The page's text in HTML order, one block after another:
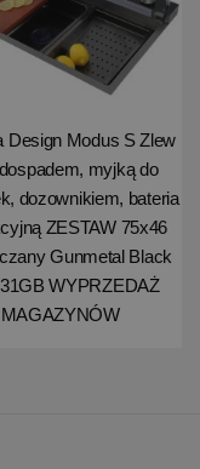
Design Modus S Zlew
myjką do
dozownikiem, bateria
ZESTAW 75x46
Gunmetal Black
WYPRZEDAŻ
MAGAZYNÓW